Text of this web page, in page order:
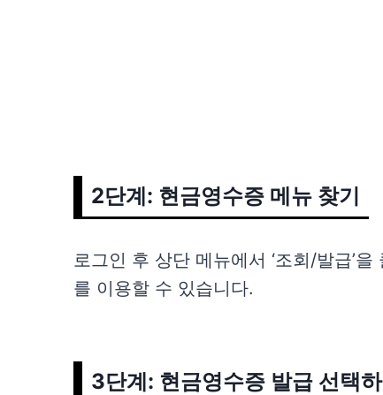
2단계: 현금영수증 메뉴 찾기
로그인 후 상단 메뉴에서 ‘조회/발급’
를 이용할 수 있습니다.
3단계: 현금영수증 발급 선택하